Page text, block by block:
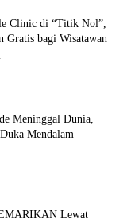
Clinic di “Titik Nol”,
Gratis bagi Wisatawan
Meninggal Dunia,
Mendalam